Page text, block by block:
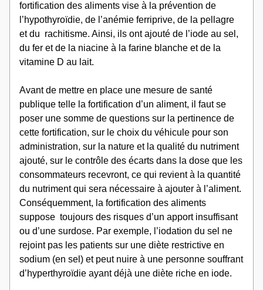
fortification des aliments vise à la prévention de
l’hypothyroïdie, de l’anémie ferriprive, de la pellagre
et du  rachitisme. Ainsi, ils ont ajouté de l’iode au sel,
du fer et de la niacine à la farine blanche et de la
vitamine D au lait.
Avant de mettre en place une mesure de santé
publique telle la fortification d’un aliment, il faut se
poser une somme de questions sur la pertinence de
cette fortification, sur le choix du véhicule pour son
administration, sur la nature et la qualité du nutriment
ajouté, sur le contrôle des écarts dans la dose que les
consommateurs recevront, ce qui revient à la quantité
du nutriment qui sera nécessaire à ajouter à l’aliment.
Conséquemment, la fortification des aliments
suppose  toujours des risques d’un apport insuffisant
ou d’une surdose. Par exemple, l’iodation du sel ne
rejoint pas les patients sur une diète restrictive en
sodium (en sel) et peut nuire à une personne souffrant
d’hyperthyroïdie ayant déjà une diète riche en iode.